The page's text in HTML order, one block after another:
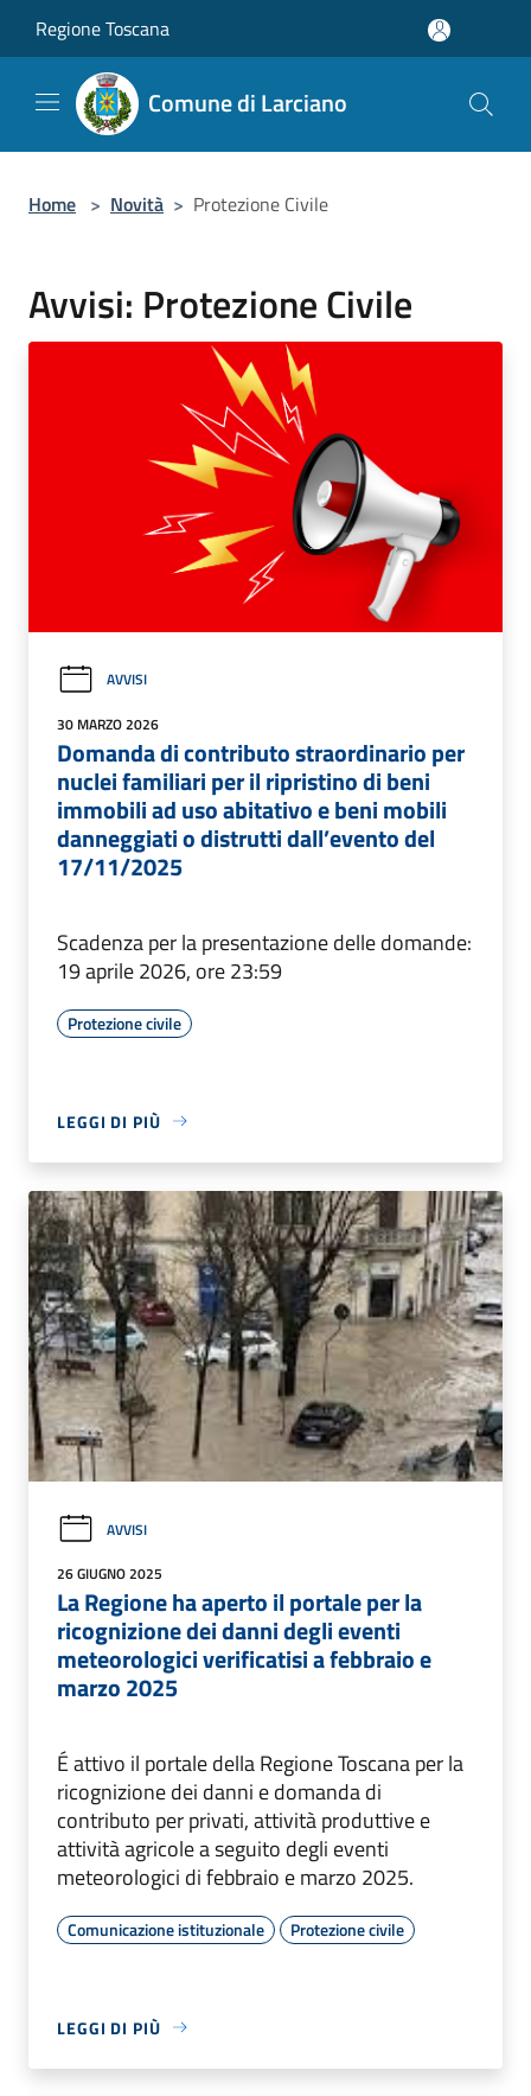
Regione Toscana
Comune di Larciano
Home > Novità > Protezione Civile
Avvisi: Protezione Civile
AVVISI
30 MARZO 2026
Domanda di contributo straordinario per
nuclei familiari per il ripristino di beni
immobili ad uso abitativo e beni mobili
danneggiati o distrutti dall’evento del
17/11/2025
Scadenza per la presentazione delle domande:
19 aprile 2026, ore 23:59
Protezione civile
LEGGI DI PIÙ
AVVISI
26 GIUGNO 2025
La Regione ha aperto il portale per la
ricognizione dei danni degli eventi
meteorologici verificatisi a febbraio e
marzo 2025
É attivo il portale della Regione Toscana per la
ricognizione dei danni e domanda di
contributo per privati, attività produttive e
attività agricole a seguito degli eventi
meteorologici di febbraio e marzo 2025.
Comunicazione istituzionale Protezione civile
LEGGI DI PIÙ